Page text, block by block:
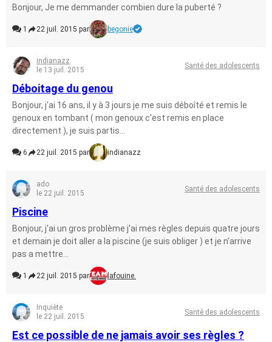
Bonjour, Je me demmander combien dure la puberté ?
1 22 juil. 2015 par begonie
indianazz
le 13 juil. 2015
Santé des adolescents
Déboitage du genou
Bonjour, j'ai 16 ans, il y à 3 jours je me suis déboîté et remis le
genoux en tombant ( mon genoux c'est remis en place
directement ), je suis partis...
6 22 juil. 2015 par indianazz
ado
le 22 juil. 2015
Santé des adolescents
Piscine
Bonjour, j'ai un gros problème j'ai mes règles depuis quatre jours
et demain je doit aller a la piscine (je suis obliger ) et je n'arrive
pas a mettre...
1 22 juil. 2015 par lafouine.
Inquiète
le 22 juil. 2015
Santé des adolescents
Est ce possible de ne jamais avoir ses règles ?